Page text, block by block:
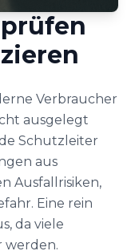
prüfen
Verbraucher
ausgelegt
Schutzleiter
aus
Ausfallrisiken,
Eine rein
da viele
werden.